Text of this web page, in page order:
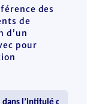
des
de
d’un
pour